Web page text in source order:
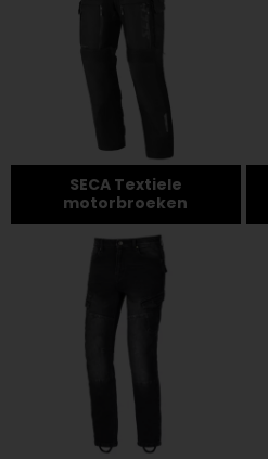
SECA Textiele
motorbroeken